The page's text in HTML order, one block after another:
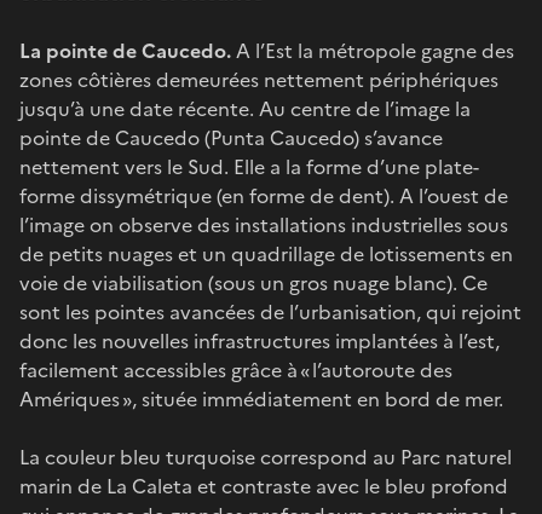
La pointe de Caucedo.A l’Est la métropole gagne des
zones côtières demeurées nettement périphériques
jusqu’à une date récente. Au centre de l’image la
pointe de Caucedo (Punta Caucedo) s’avance
nettement vers le Sud. Elle a la forme d’une plate-
forme dissymétrique (en forme de dent). A l’ouest de
l’image on observe des installations industrielles sous
de petits nuages et un quadrillage de lotissements en
voie de viabilisation (sous un gros nuage blanc). Ce
sont les pointes avancées de l’urbanisation, qui rejoint
donc les nouvelles infrastructures implantées à l’est,
facilement accessibles grâce à « l’autoroute des
Amériques », située immédiatement en bord de mer.
La couleur bleu turquoise correspond au Parc naturel
marin de La Caleta et contraste avec le bleu profond